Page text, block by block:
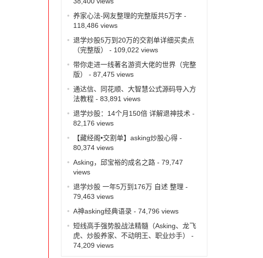
养家心法-网友整理的完整版共5万字 -
118,486 views
退学炒股5万到20万的交割单详细买卖点
（完整版）
- 109,022 views
带你走进一线著名游资大佬的世界（完整
版）
- 87,475 views
通达信、同花顺、大智慧公式源码导入方
法教程- 83,891 views
退学炒股：14个月150倍 详解退神技术 -
82,176 views
【藏经阁•交割单】asking炒股心得-
80,374 views
Asking，邱宝裕的成名之路- 79,747
views
退学炒股 一年5万到176万 自述 整理 -
79,463 views
A神asking经典语录- 74,796 views
短线高手强势股战法精髓（Asking、龙飞
虎、炒股养家、不动明王、职业炒手）
-
74,209 views